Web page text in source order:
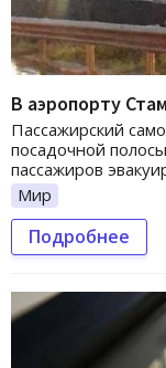
В аэропорту
Пассажирский
посадочной
пассажиров
Мир
Подробнее